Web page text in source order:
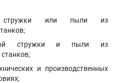
стружки или пыли из
стружки и пыли из
и производственных